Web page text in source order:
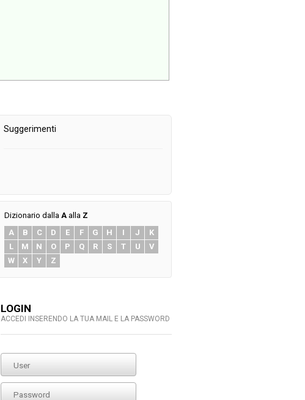
Suggerimenti
Dizionario dalla A alla Z
A
B C D E F G H I J
K
L
M N O P Q R S T U
V
W
X Y Z
LOGIN
ACCEDI INSERENDO LA TUA MAIL E LA PASSWORD